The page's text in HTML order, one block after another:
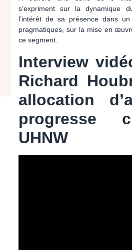
s’expriment sur la dynamique
l’intérêt de sa présence dans
pragmatiques, sur la mise en
ce segment.
Interview
Richard
allocation
progresse
UHNW